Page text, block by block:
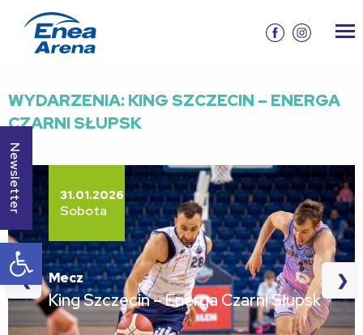
Otwórz pasek narzędzi
WYDARZENIA: KING SZCZECIN – ENERGA
CZARNI SŁUPSK
31.01.2026
Sobota
❮ ❯
Mecz
King Szczecin – Energa Czarni Słupsk
Newsletter